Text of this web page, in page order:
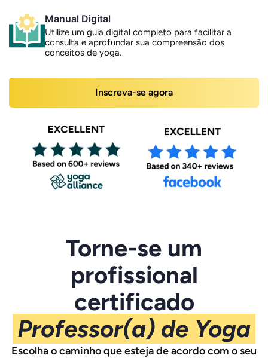
Manual Digital
Utilize um guia digital completo para facilitar a
consulta e aprofundar sua compreensão dos
conceitos de yoga.
Inscreva-se agora
Torne-se um
profissional
certificado
Professor(a) de Yoga
Escolha o caminho que esteja de acordo com o seu